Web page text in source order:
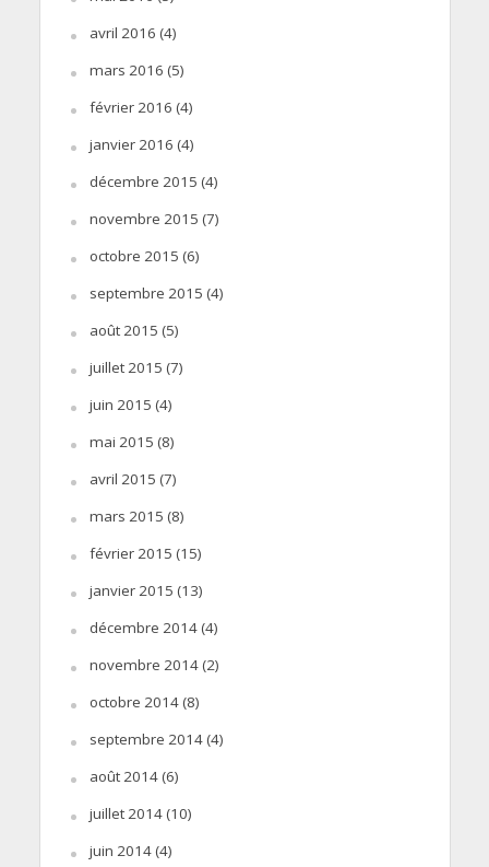
avril 2016 (4)
mars 2016 (5)
février 2016 (4)
janvier 2016 (4)
décembre 2015 (4)
novembre 2015 (7)
octobre 2015 (6)
septembre 2015 (4)
août 2015 (5)
juillet 2015 (7)
juin 2015 (4)
mai 2015 (8)
avril 2015 (7)
mars 2015 (8)
février 2015 (15)
janvier 2015 (13)
décembre 2014(4)
novembre 2014(2)
octobre 2014(8)
septembre 2014(4)
août 2014(6)
juillet 2014(10)
juin 2014(4)